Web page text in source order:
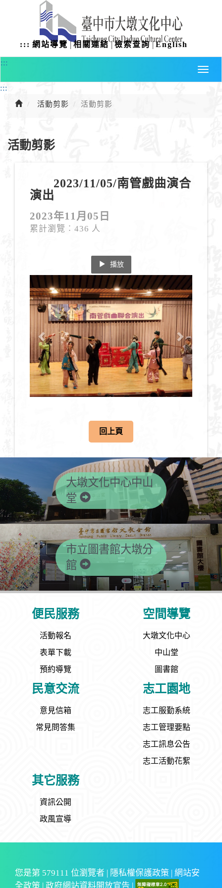
容
::: 網站導覽 |相關連結|檢索查詢|English
:::
:::
活動剪影 活動剪影
活動剪影
2023/11/05/南管戲曲演合
演出
2023年11月05日
累計瀏覽︰436 人
播放
Previous Next
回上頁
大墩文化中心中山
堂
市立圖書館大墩分
館
便民服務
活動報名
表單下載
預約導覽
空間導覽
大墩文化中心
中山堂
圖書館
民意交流
意見信箱
常見問答集
志工園地
志工服勤系統
志工管理要點
志工訊息公告
志工活動花絮
其它服務
資訊公開
政風宣導
您是第 579111 位瀏覽者 | 隱私權保護政策 | 網站安
全政策
政府網站資料開放宣告